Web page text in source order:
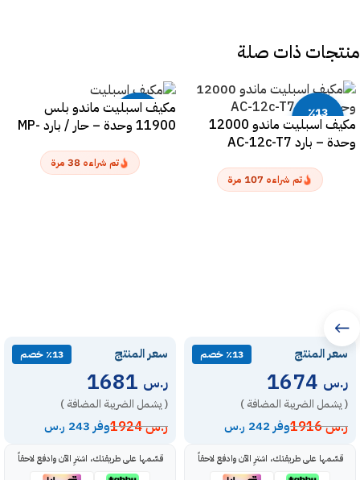
منتجات ذات صلة
٪13
خصم
مكيف اسبليت ماندو 12000
وحدة – بارد AC-12c-T7
تم شراءه 107 مرة
سعر المنتج ٪13 خصم
ر.س
( يشمل الضريبة المضافة )
ر.س1916 وفر 242 ر.س
قسّمها على طريقتك، اشترِ الآن وادفع لاحقاً
٪13
خصم
مكيف اسبليت ماندو بلس
11900 وحدة – حار / بارد MP-
تم شراءه 38 مرة
سعر المنتج ٪13 خصم
ر.س
( يشمل الضريبة المضافة )
ر.س1924 وفر 243 ر.س
قسّمها على طريقتك، اشترِ الآن وادفع لاحقاً